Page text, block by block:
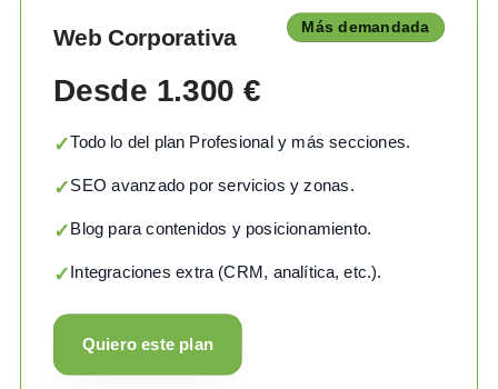
Web Corporativa Más demandada
Desde 1.300 €
✓Todo lo del plan Profesional y más secciones.
✓SEO avanzado por servicios y zonas.
✓Blog para contenidos y posicionamiento.
✓Integraciones extra (CRM, analítica, etc.).
Quiero este plan